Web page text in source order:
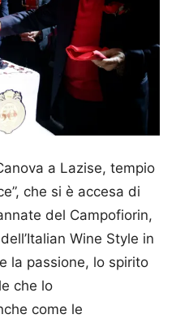
a Lazise, tempio
che si è accesa di
del Campo­fiorin,
Wine Style in
la passione, lo spirito
che lo
come le